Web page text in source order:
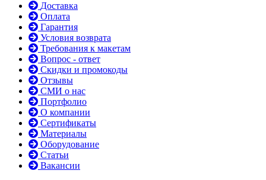
Доставка
Оплата
Гарантия
Условия возврата
Требования к макетам
Вопрос - ответ
Скидки и промокоды
Отзывы
СМИ о нас
Портфолио
О компании
Сертификаты
Материалы
Оборудование
Статьи
Вакансии